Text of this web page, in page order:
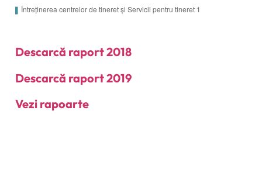
Descarcă raport 2018
Descarcă raport 2019
Vezi rapoarte